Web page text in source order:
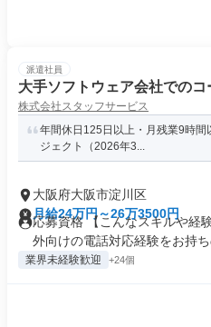
派遣社員
大手ソフトウェア会社での
株式会社スタッフサービス
年間休日125日以上・月残業9時
ジェクト（2026年3...
大阪府大阪市淀川区
月給24万円～26万3500円
応募資格 【こんなスキルや経
外向けの電話対応経験をお持ち
業界未経験歓迎 +24個